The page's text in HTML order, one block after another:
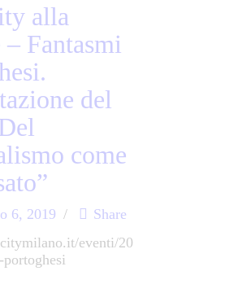
alla
– Fantasmi
del
come
6, 2019
Share
eventi/20
portoghesi